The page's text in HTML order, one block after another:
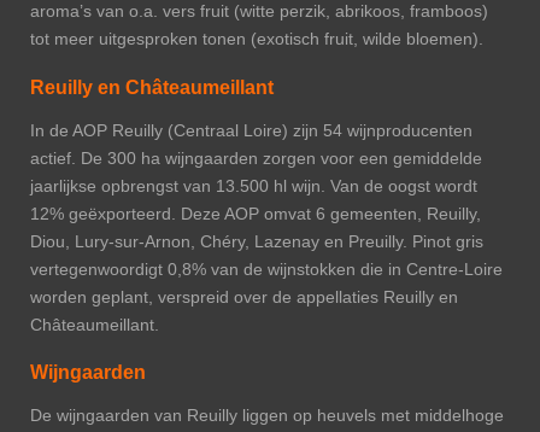
aroma’s van o.a. vers fruit (witte perzik, abrikoos, framboos)
tot meer uitgesproken tonen (exotisch fruit, wilde bloemen).
Reuilly en Châteaumeillant
In de AOP Reuilly (Centraal Loire) zijn 54 wijnproducenten
actief. De 300 ha wijngaarden zorgen voor een gemiddelde
jaarlijkse opbrengst van 13.500 hl wijn. Van de oogst wordt
12% geëxporteerd. Deze AOP omvat 6 gemeenten, Reuilly,
Diou, Lury-sur-Arnon, Chéry, Lazenay en Preuilly. Pinot gris
vertegenwoordigt 0,8% van de wijnstokken die in Centre-Loire
worden geplant, verspreid over de appellaties Reuilly en
Châteaumeillant.
Wijngaarden
De wijngaarden van Reuilly liggen op heuvels met middelhoge